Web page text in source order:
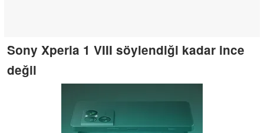
Sony Xperia 1 VIII söylendiği kadar ince
değil